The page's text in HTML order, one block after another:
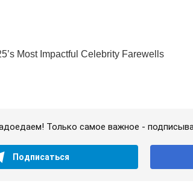
Только самое важное -
Подписаться